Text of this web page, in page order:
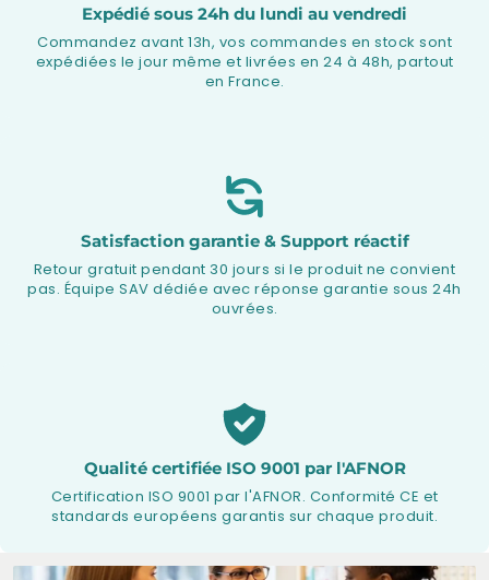
Expédié sous 24h du lundi au vendredi
Commandez avant 13h, vos commandes en stock sont
expédiées le jour même et livrées en 24 à 48h, partout
en France.
Satisfaction garantie & Support réactif
Retour gratuit pendant 30 jours si le produit ne convient
pas. Équipe SAV dédiée avec réponse garantie sous 24h
ouvrées.
Qualité certifiée ISO 9001 par l'AFNOR
Certification ISO 9001 par l'AFNOR. Conformité CE et
standards européens garantis sur chaque produit.